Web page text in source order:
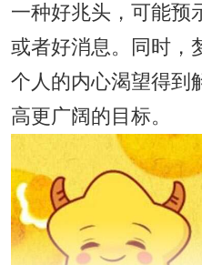
一种好兆头，可能预
或者好消息。同时，
个人的内心渴望得到
高更广阔的目标。